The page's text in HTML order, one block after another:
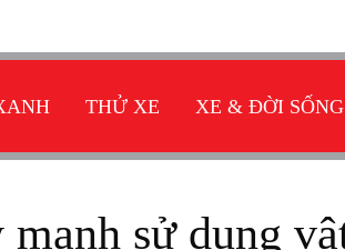
THỬ XE XE & ĐỜI SỐNG